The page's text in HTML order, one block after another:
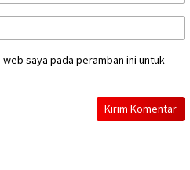
saya pada peramban ini untuk